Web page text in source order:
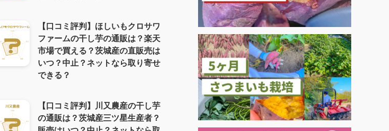
【口コミ評判】ほしいもクロサワ
ファームの干し芋の通販は？楽天
市場で買える？茨城産の直販売は
いつ？中止？ネットなら取り寄せ
できる？
【口コミ評判】川又農産の干し芋
の通販は？茨城産三ツ星生産者？